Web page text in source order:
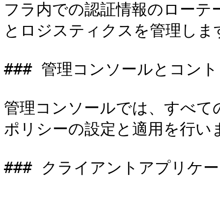
フラ内での認証情報のロー
とロジスティクスを管理しま
### 管理コンソールとコン
管理コンソールでは、すべ
ポリシーの設定と適用を行い
### クライアントアプリケ